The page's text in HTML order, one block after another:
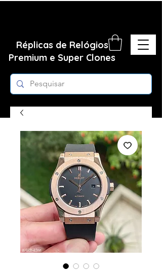
Réplicas de Relógios
Premium e Super Clones